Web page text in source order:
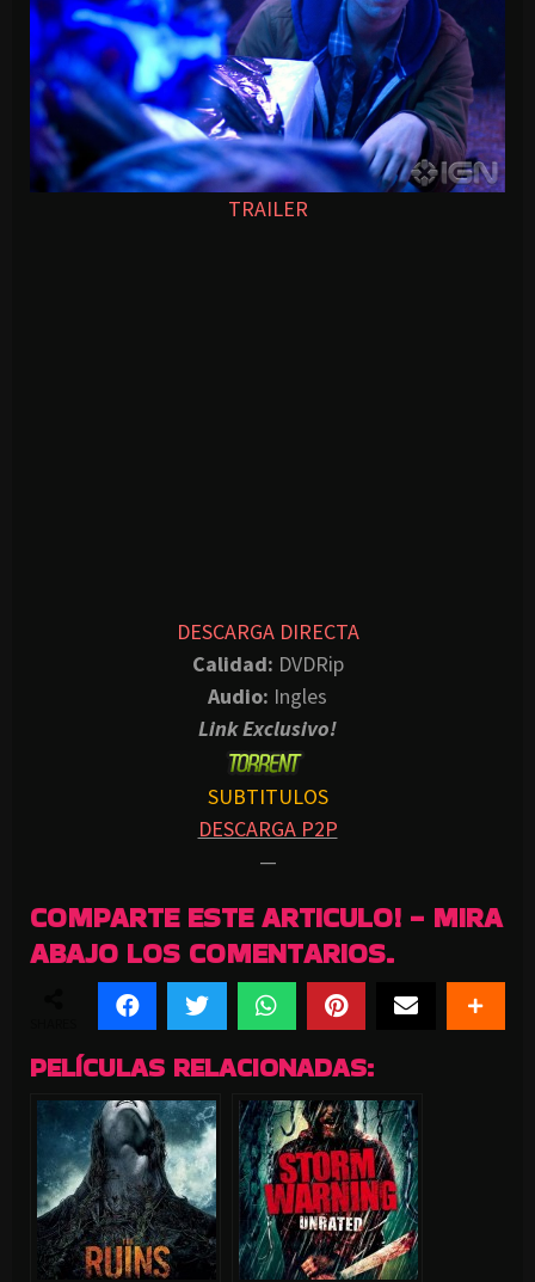
TRAILER
DESCARGA DIRECTA
Calidad: DVDRip
Audio: Ingles
Link Exclusivo!
SUBTITULOS
DESCARGA P2P
—
COMPARTE ESTE ARTICULO! - MIRA
ABAJO LOS COMENTARIOS.
PELÍCULAS RELACIONADAS: